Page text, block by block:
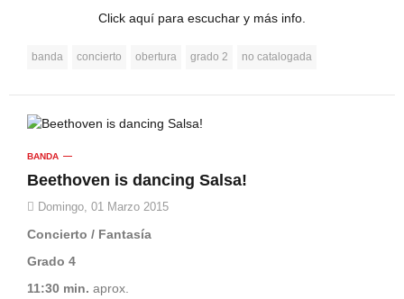
Click aquí para escuchar y más info.
banda concierto obertura grado 2 no catalogada
BANDA
Beethoven is dancing Salsa!
Domingo, 01 Marzo 2015
Concierto / Fantasía
Grado 4
11:30 min. aprox.